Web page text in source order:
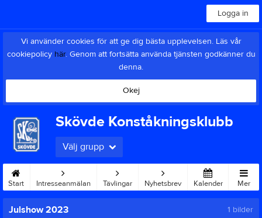
Logga in
Vi använder cookies för att ge dig bästa upplevelsen. Läs vår
cookiepolicy här. Genom att fortsätta använda tjänsten godkänner du
denna.
Okej
Skövde Konståkningsklubb
Välj grupp
Start Intresseanmälan Tävlingar Nyhetsbrev Kalender Mer
Julshow 2023 1 bilder